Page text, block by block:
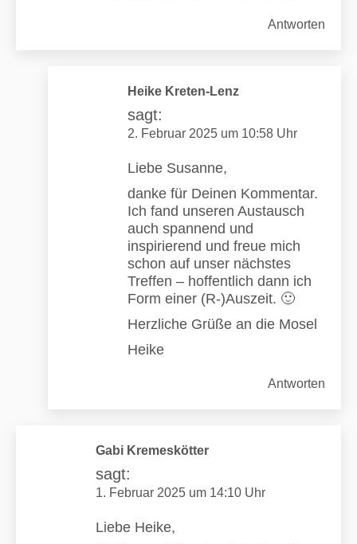
Antworten
Heike Kreten-Lenz
sagt:
2. Februar 2025 um 10:58 Uhr
Liebe Susanne,
danke für Deinen Kommentar.
Ich fand unseren Austausch
auch spannend und
inspirierend und freue mich
schon auf unser nächstes
Treffen – hoffentlich dann ich
Form einer (R-)Auszeit. 🙂
Herzliche Grüße an die Mosel
Heike
Antworten
Gabi Kremeskötter
sagt:
1. Februar 2025 um 14:10 Uhr
Liebe Heike,